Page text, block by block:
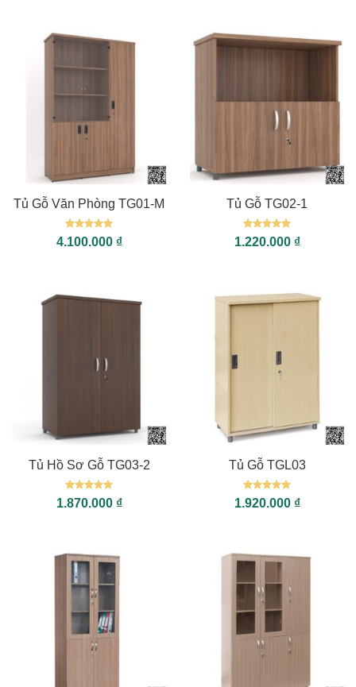
Tủ Gỗ Văn Phòng TG01-M
Được xếp
hạng55
4.100.000 ₫
Tủ Gỗ TG02-1
Được xếp
hạng55
1.220.000 ₫
Tủ Hồ Sơ Gỗ TG03-2
Được xếp
hạng55
1.870.000 ₫
Tủ Gỗ TGL03
Được xếp
hạng55
1.920.000 ₫